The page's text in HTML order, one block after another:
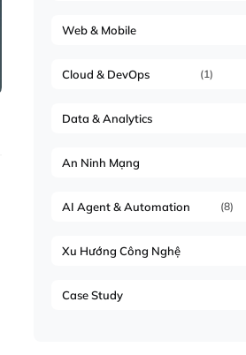
Web & Mobile
Cloud & DevOps (1)
Data & Analytics
An Ninh Mạng
AI Agent & Automation (8)
Xu Hướng Công Nghệ
Case Study